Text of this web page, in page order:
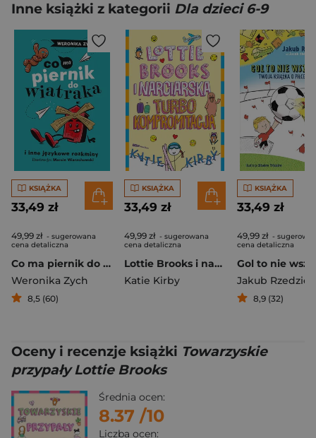
Inne książki z kategorii Dla dzieci 6-9
KSIĄŻKA
33,49 zł
49,99 zł - sugerowana
cena detaliczna
Co ma piernik do wiatraka i inne językowe rozkminy
Weronika Zych
8,5 (60)
KSIĄŻKA
33,49 zł
49,99 zł - sugerowana
cena detaliczna
Lottie Brooks i narciarska turbo kompromitacja
Katie Kirby
KSIĄŻKA
33,49 zł
49,99 zł -
cena detaliczna
Jakub
8,9 (32)
Oceny i recenzje książki Towarzyskie
przypały Lottie Brooks
Średnia ocen:
8.37 /10
Liczba ocen: